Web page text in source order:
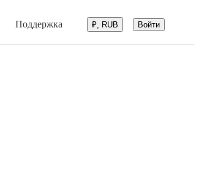
Поддержка ₽, RUB Войти